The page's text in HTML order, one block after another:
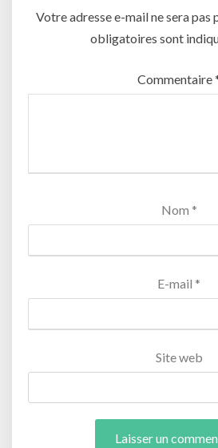
Votre adresse e-mail ne sera pas
obligatoires sont
Commentaire
Nom *
E-mail *
Site web